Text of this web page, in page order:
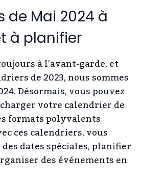
de Mai 2024 à
à planifier
à l’avant-garde, et
de 2023, nous sommes
Désormais, vous pouvez
votre calendrier de
formats polyvalents
ces calendriers, vous
dates spéciales, planifier
des événements en